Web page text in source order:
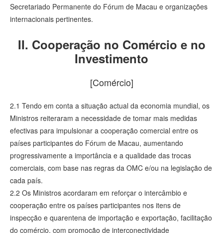
Secretariado Permanente do Fórum de Macau e organizações
internacionais pertinentes.
II. Cooperação no Comércio e no
Investimento
[Comércio]
2.1 Tendo em conta a situação actual da economia mundial, os
Ministros reiteraram a necessidade de tomar mais medidas
efectivas para impulsionar a cooperação comercial entre os
países participantes do Fórum de Macau, aumentando
progressivamente a importância e a qualidade das trocas
comerciais, com base nas regras da OMC e/ou na legislação de
cada país.
2.2 Os Ministros acordaram em reforçar o intercâmbio e
cooperação entre os países participantes nos itens de
inspecção e quarentena de importação e exportação, facilitação
do comércio, com promoção de interconectividade